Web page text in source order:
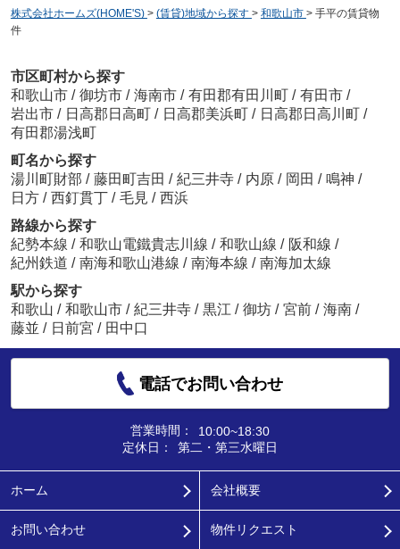
株式会社ホームズ(HOME'S) > (賃貸)地域から探す > 和歌山市 > 手平の賃貸物
件
市区町村から探す
和歌山市 / 御坊市 / 海南市 / 有田郡有田川町 / 有田市 /
岩出市 / 日高郡日高町 / 日高郡美浜町 / 日高郡日高川町 /
有田郡湯浅町
町名から探す
湯川町財部 / 藤田町吉田 / 紀三井寺 / 内原 / 岡田 / 鳴神 /
日方 / 西釘貫丁 / 毛見 / 西浜
路線から探す
紀勢本線 / 和歌山電鐵貴志川線 / 和歌山線 / 阪和線 /
紀州鉄道 / 南海和歌山港線 / 南海本線 / 南海加太線
駅から探す
和歌山 / 和歌山市 / 紀三井寺 / 黒江 / 御坊 / 宮前 / 海南 /
藤並 / 日前宮 / 田中口
電話でお問い合わせ
営業時間：
10:00~18:30
定休日：
第二・第三水曜日
ホーム 会社概要
お問い合わせ 物件リクエスト